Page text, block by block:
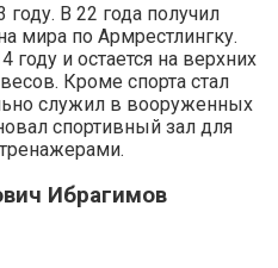
В 22 года получил
мира по Армрестлингку.
и остается на верхних
Кроме спорта стал
служил в вооруженных
спортивный зал для
Ибрагимов